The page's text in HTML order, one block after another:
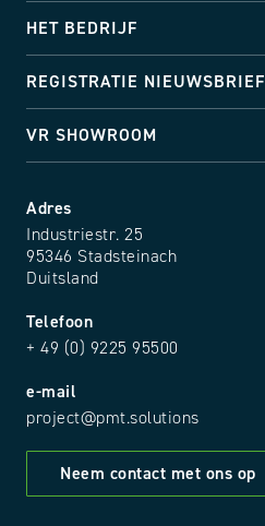
Adres
Industriestr. 25
95346 Stadsteinach
Duitsland
Telefoon
+ 49 (0) 9225 95500
e-mail
project@pmt.solutions
Neem contact met ons op
HET BEDRIJF
REGISTRATIE NIEUWSBRIEF
VR SHOWROOM